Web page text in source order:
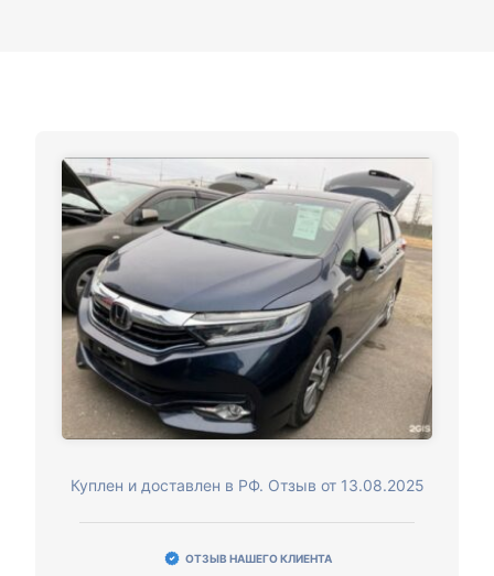
Куплен и доставлен в РФ. Отзыв от 13.08.2025
ОТЗЫВ НАШЕГО КЛИЕНТА